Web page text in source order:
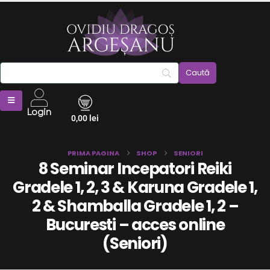
Login 0,00 lei
PRIMA PAGINA SHOP SENIORI
8 Seminar Incepatori Reiki
Gradele 1, 2, 3 & Karuna Gradele 1,
2 & Shamballa Gradele 1, 2 –
Bucuresti – acces online
(Seniori)